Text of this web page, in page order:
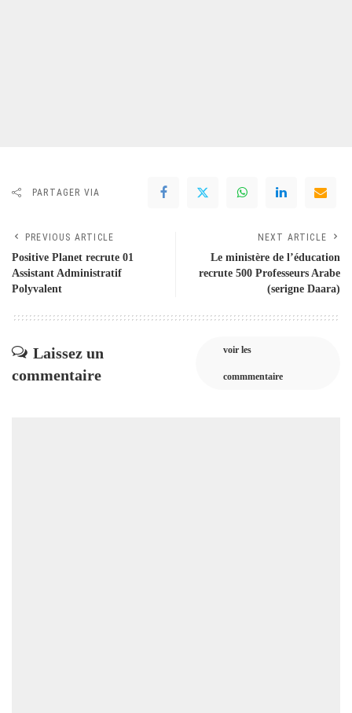
PARTAGER VIA
PREVIOUS ARTICLE
Positive Planet recrute 01
Assistant Administratif
Polyvalent
NEXT ARTICLE
Le ministère de l’éducation
recrute 500 Professeurs Arabe
(serigne Daara)
Laissez un
commentaire
voir les
commmentaire